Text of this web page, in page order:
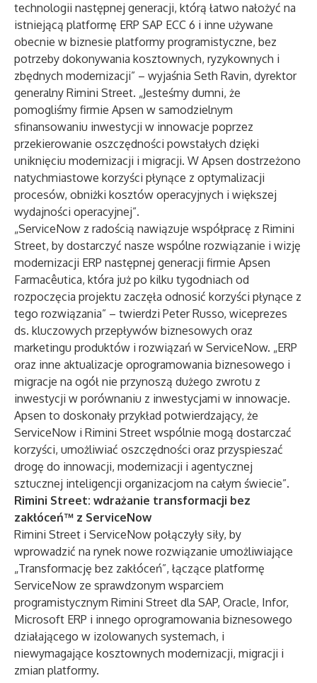
technologii następnej generacji, którą łatwo nałożyć na
istniejącą platformę ERP SAP ECC 6 i inne używane
obecnie w biznesie platformy programistyczne, bez
potrzeby dokonywania kosztownych, ryzykownych i
zbędnych modernizacji” – wyjaśnia Seth Ravin, dyrektor
generalny Rimini Street. „Jesteśmy dumni, że
pomogliśmy firmie Apsen w samodzielnym
sfinansowaniu inwestycji w innowacje poprzez
przekierowanie oszczędności powstałych dzięki
uniknięciu modernizacji i migracji. W Apsen dostrzeżono
natychmiastowe korzyści płynące z optymalizacji
procesów, obniżki kosztów operacyjnych i większej
wydajności operacyjnej”.
„ServiceNow z radością nawiązuje współpracę z Rimini
Street, by dostarczyć nasze wspólne rozwiązanie i wizję
modernizacji ERP następnej generacji firmie Apsen
Farmacêutica, która już po kilku tygodniach od
rozpoczęcia projektu zaczęła odnosić korzyści płynące z
tego rozwiązania” – twierdzi Peter Russo, wiceprezes
ds. kluczowych przepływów biznesowych oraz
marketingu produktów i rozwiązań w ServiceNow. „ERP
oraz inne aktualizacje oprogramowania biznesowego i
migracje na ogół nie przynoszą dużego zwrotu z
inwestycji w porównaniu z inwestycjami w innowacje.
Apsen to doskonały przykład potwierdzający, że
ServiceNow i Rimini Street wspólnie mogą dostarczać
korzyści, umożliwiać oszczędności oraz przyspieszać
drogę do innowacji, modernizacji i agentycznej
sztucznej inteligencji organizacjom na całym świecie”.
Rimini Street: wdrażanie transformacji bez
zakłóceń™ z ServiceNow
Rimini Street i ServiceNow połączyły siły, by
wprowadzić na rynek nowe rozwiązanie umożliwiające
„Transformację bez zakłóceń”, łączące platformę
ServiceNow ze sprawdzonym wsparciem
programistycznym Rimini Street dla SAP, Oracle, Infor,
Microsoft ERP i innego oprogramowania biznesowego
działającego w izolowanych systemach, i
niewymagające kosztownych modernizacji, migracji i
zmian platformy.